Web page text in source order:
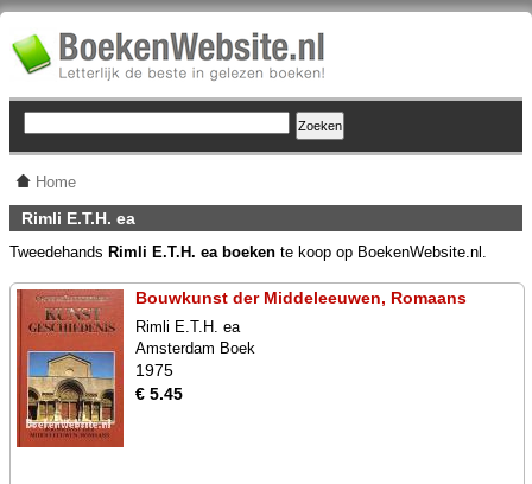
Home
Rimli E.T.H. ea
Tweedehands Rimli E.T.H. ea boeken te koop op BoekenWebsite.nl.
Bouwkunst der Middeleeuwen, Romaans
Rimli E.T.H. ea
Amsterdam Boek
1975
€ 5.45